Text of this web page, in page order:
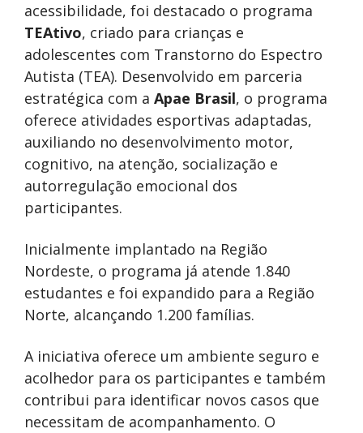
acessibilidade, foi destacado o programa
TEAtivo, criado para crianças e
adolescentes com Transtorno do Espectro
Autista (TEA). Desenvolvido em parceria
estratégica com a Apae Brasil, o programa
oferece atividades esportivas adaptadas,
auxiliando no desenvolvimento motor,
cognitivo, na atenção, socialização e
autorregulação emocional dos
participantes.
Inicialmente implantado na Região
Nordeste, o programa já atende 1.840
estudantes e foi expandido para a Região
Norte, alcançando 1.200 famílias.
A iniciativa oferece um ambiente seguro e
acolhedor para os participantes e também
contribui para identificar novos casos que
necessitam de acompanhamento. O